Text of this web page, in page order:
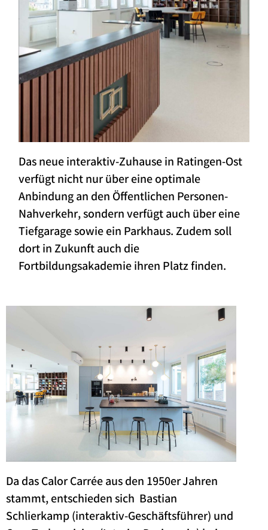
Das neue interaktiv-Zuhause in Ratingen-Ost
verfügt nicht nur über eine optimale
Anbindung an den Öffentlichen Personen-
Nahverkehr, sondern verfügt auch über eine
Tiefgarage sowie ein Parkhaus. Zudem soll
dort in Zukunft auch die
Fortbildungsakademie ihren Platz finden.
Da das Calor Carrée aus den 1950er Jahren
stammt, entschieden sich Bastian
Schlierkamp (interaktiv-Geschäftsführer) und